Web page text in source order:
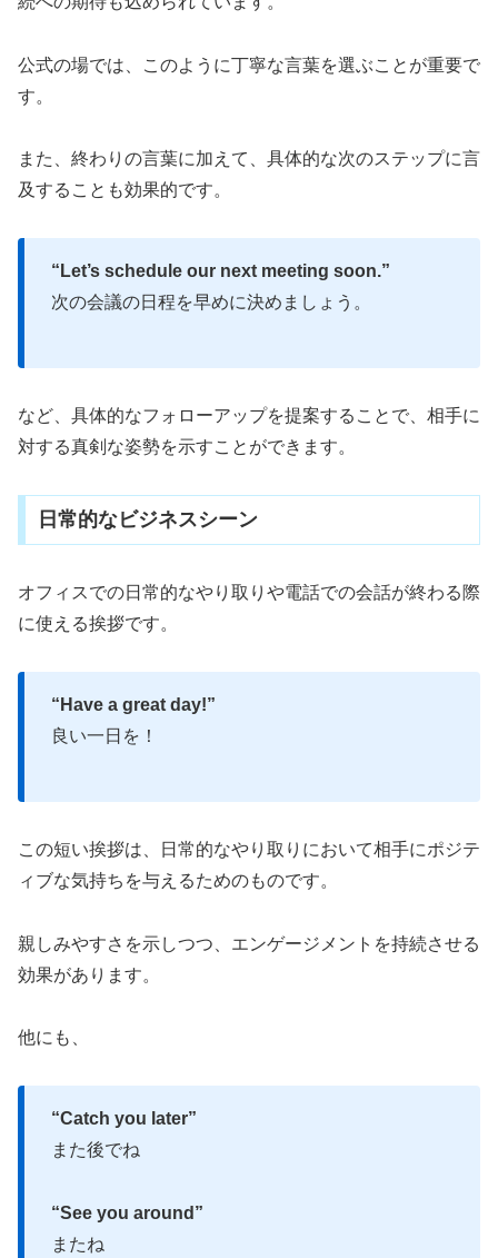
公式の場では、このように丁寧な言葉を選ぶことが重要で
す。
また、終わりの言葉に加えて、具体的な次のステップに言
及することも効果的です。
“Let’s schedule our next meeting soon.”
次の会議の日程を早めに決めましょう。
など、具体的なフォローアップを提案することで、相手に
対する真剣な姿勢を示すことができます。
日常的なビジネスシーン
オフィスでの日常的なやり取りや電話での会話が終わる際
に使える挨拶です。
“Have a great day!”
良い一日を！
この短い挨拶は、日常的なやり取りにおいて相手にポジテ
ィブな気持ちを与えるためのものです。
親しみやすさを示しつつ、エンゲージメントを持続させる
効果があります。
他にも、
“Catch you later”
また後でね
“See you around”
またね